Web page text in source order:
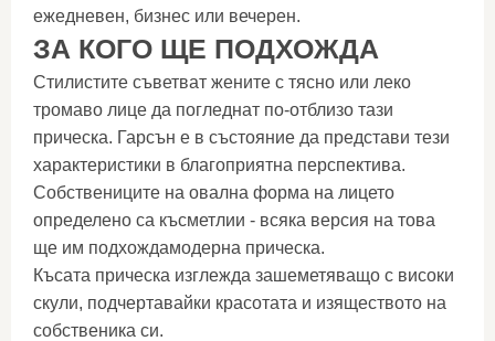
ежедневен, бизнес или вечерен.
ЗА КОГО ЩЕ ПОДХОЖДА
Стилистите съветват жените с тясно или леко
тромаво лице да погледнат по-отблизо тази
прическа. Гарсън е в състояние да представи тези
характеристики в благоприятна перспектива.
Собствениците на овална форма на лицето
определено са късметлии - всяка версия на това
ще им подхождамодерна прическа.
Късата прическа изглежда зашеметяващо с високи
скули, подчертавайки красотата и изяществото на
собственика си.